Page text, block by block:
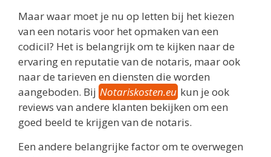
Maar waar moet je nu op letten bij het kiezen
van een notaris voor het opmaken van een
codicil? Het is belangrijk om te kijken naar de
ervaring en reputatie van de notaris, maar ook
naar de tarieven en diensten die worden
aangeboden. Bij Notariskosten.eu kun je ook
reviews van andere klanten bekijken om een
goed beeld te krijgen van de notaris.
Een andere belangrijke factor om te overwegen